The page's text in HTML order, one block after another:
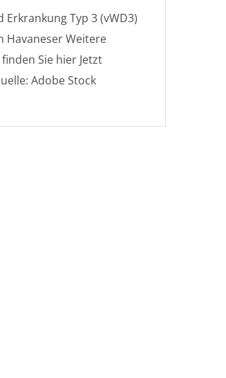
Erkrankung Typ 3 (vWD3)
Havaneser Weitere
Sie hier Jetzt
Adobe Stock